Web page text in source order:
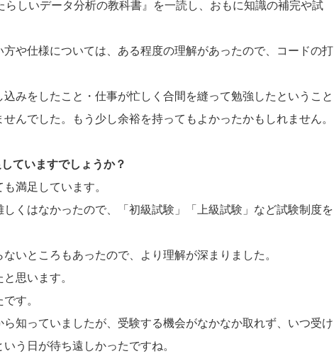
しいデータ分析の教科書』を一読し、おもに知識の補完や試
や仕様については、ある程度の理解があったので、コードの打
みをしたこと・仕事が忙しく合間を縫って勉強したということ
んでした。もう少し余裕を持ってもよかったかもしれません。
ていますでしょうか？
満足しています。
くはなかったので、「初級試験」「上級試験」など試験制度を
いところもあったので、より理解が深まりました。
思います。
す。
知っていましたが、受験する機会がなかなか取れず、いつ受け
う日が待ち遠しかったですね。